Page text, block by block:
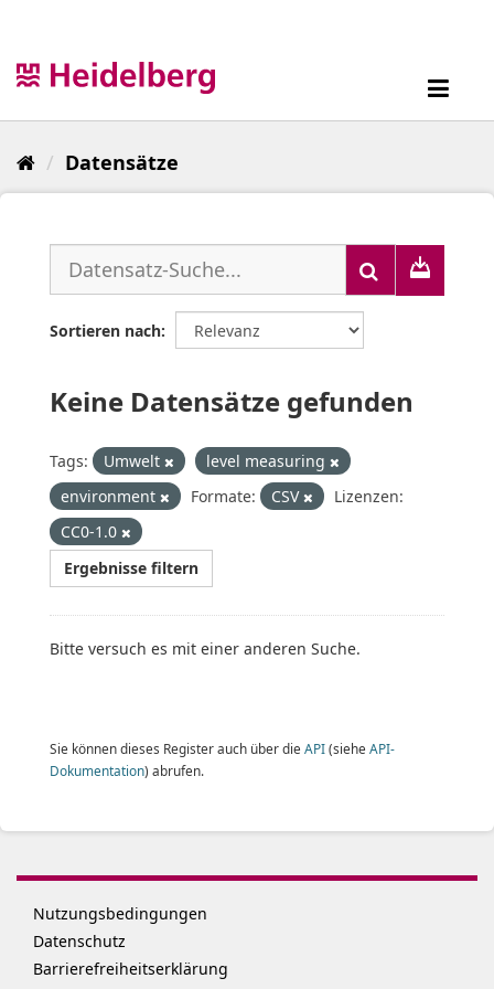
Datensätze
Sortieren nach
Keine Datensätze gefunden
Tags: Umwelt
level measuring
environment
Formate: CSV
Lizenzen:
CC0-1.0
Ergebnisse filtern
Bitte versuch es mit einer anderen Suche.
Sie können dieses Register auch über die API(siehe API-
Dokumentation) abrufen.
Nutzungsbedingungen
Datenschutz
Barrierefreiheitserklärung